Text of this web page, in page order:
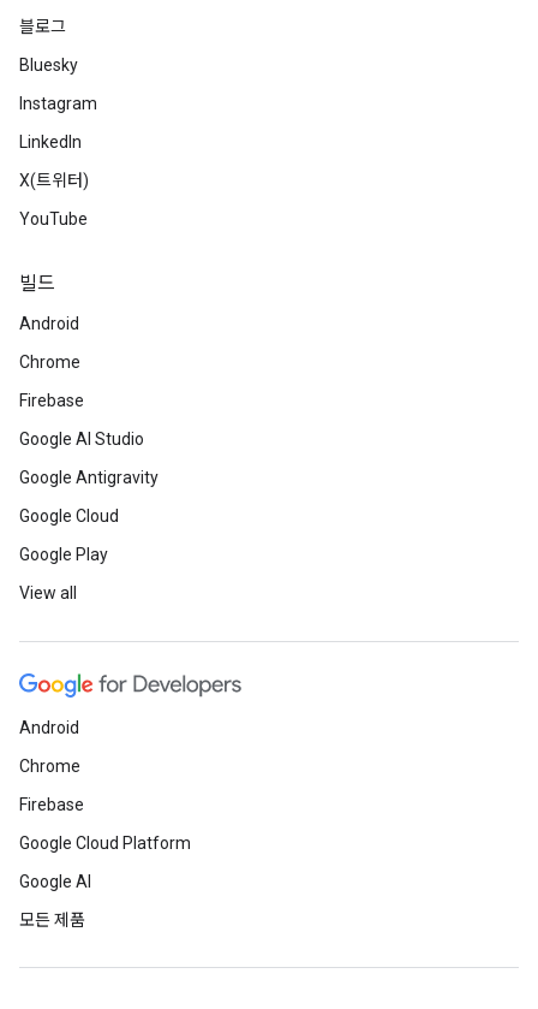
블로그
Bluesky
Instagram
LinkedIn
X(트위터)
YouTube
빌드
Android
Chrome
Firebase
Google AI Studio
Google Antigravity
Google Cloud
Google Play
View all
Android
Chrome
Firebase
Google Cloud Platform
Google AI
모든 제품